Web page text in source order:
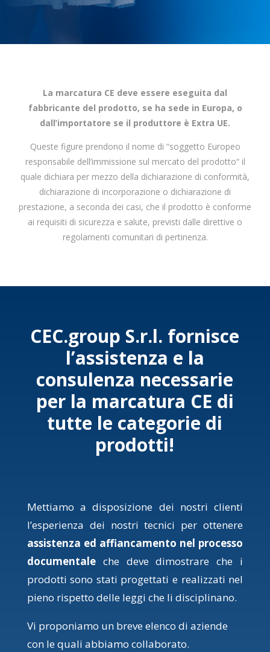
La marcatura CE deve essere eseguita dal
fabbricante del prodotto, se ha sede in Europa, o
dall’importatore se il produttore è Extra UE.
Queste figure prendono il nome di “soggetto Europeo
responsabile dell’immissione sul mercato del prodotto“ il
quale dichiara per mezzo della dichiarazione di conformità,
dichiarazione di incorporazione o dichiarazione di
prestazione, a seconda dei casi, che il prodotto è conforme
ai requisiti di sicurezza e salute, previsti dalle direttive o
regolamenti comunitari di pertinenza.
CEC.group S.r.l. fornisce
l’assistenza e la
consulenza necessarie
per la marcatura CE di
tutte le categorie di
prodotti!
Mettiamo a disposizione dei nostri clienti
l’esperienza dei nostri tecnici per ottenere
assistenza ed affiancamento nel processo
documentaleche deve dimostrare che i
prodotti sono stati progettati e realizzati nel
pieno rispetto delle leggi che li disciplinano.
Vi proponiamo un breve elenco di aziende
con le quali abbiamo collaborato.